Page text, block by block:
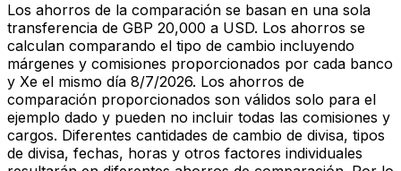
Los ahorros de la comparación se basan en una sola
transferencia de GBP 20,000 a USD. Los ahorros se
calculan comparando el tipo de cambio incluyendo
márgenes y comisiones proporcionados por cada banco
y Xe el mismo día 8/7/2026. Los ahorros de
comparación proporcionados son válidos solo para el
ejemplo dado y pueden no incluir todas las comisiones y
cargos. Diferentes cantidades de cambio de divisa, tipos
de divisa, fechas, horas y otros factores individuales